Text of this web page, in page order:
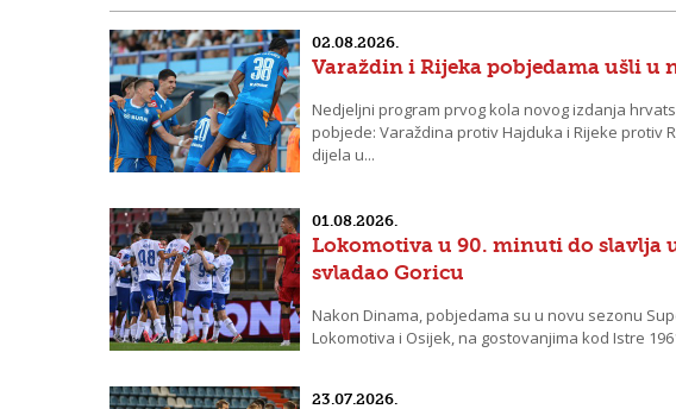
02.08.2026.
Varaždin i Rijeka pobjedama ušli u
Nedjeljni program prvog kola novog izdanja
pobjede: Varaždina protiv Hajduka i Rijeke protiv
dijela u...
01.08.2026.
Lokomotiva u 90. minuti do slavlja
svladao Goricu
Nakon Dinama, pobjedama su u novu sezonu
Lokomotiva i Osijek, na gostovanjima kod Istre
23.07.2026.